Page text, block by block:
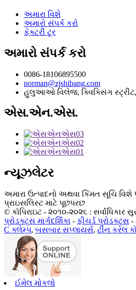
અમારા વિશે
અમારો સંપર્ક કરો
ફેક્ટરી ટૂર
અમારો સંપર્ક કરો
0086-18106895500
norman@zjshibang.com
હુલુઆઓ વિલેજ, ક્વિક્સિંગ સ્ટ્રીટ,
એસ.એન.એસ.
ન્યૂઝલેટર
અમારા ઉત્પાદનો અથવા કિંમત સૂચિ
પ્રાઇસલિસ્ટ માટે પૂછપરછ
© કૉપિરાઇટ - ૨૦૧૦-૨૦૨૬ : સર્વાધિકાર
પ્રોડક્ટ્સ માર્ગદર્શિકા - ફીચર્ડ પ્રોડક્ટ્સ -
C ક્લેમ્પ, બસબાર સપ્લાયર્સ, ટીન કરેલ
ઈમેલ મોકલો